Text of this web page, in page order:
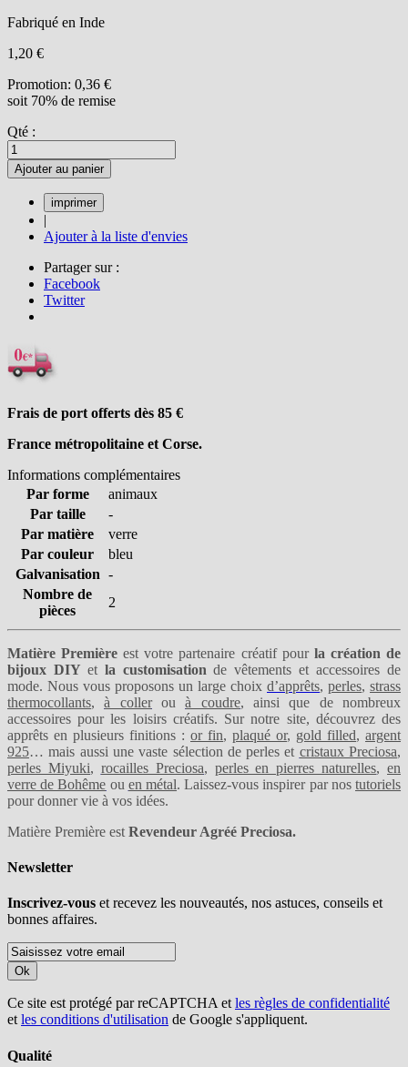
Fabriqué en Inde
1,20 €
Promotion: 0,36 €
soit 70% de remise
Qté :
Ajouter au panier
|
Ajouter à la liste d'envies
Partager sur :
Facebook
Twitter
Frais de port offerts dès 85 €
France métropolitaine et Corse.
Informations complémentaires
Par forme
animaux
Par taille
-
Par matière
verre
Par couleur
bleu
Galvanisation -
Nombre de
pièces
2
Matière Première est votre partenaire créatif pourla création de
bijoux DIY etla customisation de vêtements et accessoires de
mode. Nous vous proposons un large choix d’apprêts, perles, strass
thermocollants,à collerouà coudre, ainsi que de nombreux
accessoires pour les loisirs créatifs. Sur notre site, découvrez des
apprêts en plusieurs finitions : or fin, plaqué or, gold filled, argent
925… mais aussi une vaste sélection de perles et cristaux Preciosa,
perles Miyuki, rocailles Preciosa, perles en pierres naturelles, en
verre de Bohême ou en métal. Laissez-vous inspirer par nostutoriels
pour donner vie à vos idées.
Matière Première est Revendeur Agréé Preciosa.
Newsletter
Inscrivez-vous et recevez les nouveautés, nos astuces, conseils et
bonnes affaires.
Ok
Ce site est protégé par reCAPTCHA etles règles de confidentialité
etles conditions d'utilisation de Google s'appliquent.
Qualité